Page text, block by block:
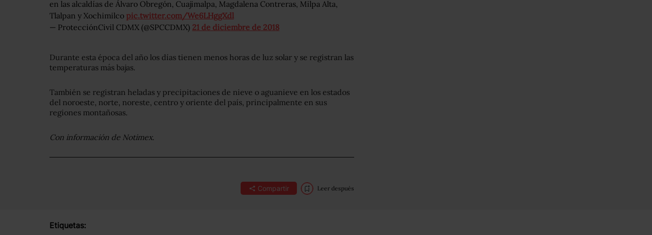
en las alcaldías de Álvaro Obregón, Cuajimalpa, Magdalena Contreras, Milpa Alta,
Tlalpan y Xochimilco pic.twitter.com/We6LHggXdl
— ProtecciónCivil CDMX (@SPCCDMX) 21 de diciembre de 2018
Durante esta época del año los días tienen menos horas de luz solar y se registran las
temperaturas más bajas.
También se registran heladas y precipitaciones de nieve o aguanieve en los estados
del noroeste, norte, noreste, centro y oriente del país, principalmente en sus
regiones montañosas.
Con información de Notimex.
Compartir Leer después
Etiquetas: